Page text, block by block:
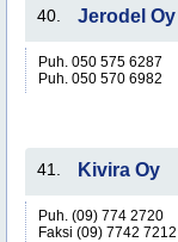
40. Jerodel Oy
Puh. 050 575 6287
Puh. 050 570 6982
41. Kivira Oy
Puh. (09) 774 2720
Faksi (09) 7742 7212